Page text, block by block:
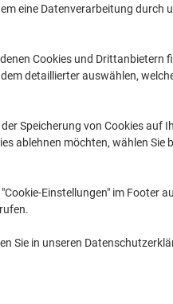
2+Stück CHF 14.95 -
Menge
eine Datenverarbeitung durch
Cookies und Drittanbietern
detaillierter auswählen,
Speicherung von Cookies auf
ablehnen möchten, wählen Sie
Einstellungen" im Footer
Sie in unseren